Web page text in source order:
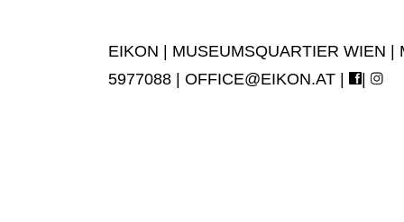
EIKON | MUSEUMSQUARTIER WIEN
5977088 | OFFICE@EIKON.AT | |